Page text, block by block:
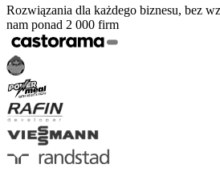
Rozwiązania dla każdego biznesu, bez
nam ponad 2 000 firm